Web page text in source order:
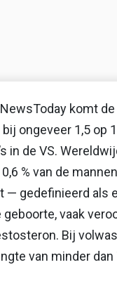
komt
ongeveer 1,5 op
in de VS.
% van de
— gedefinieerd als
geboorte, vaak
Bij
van minder dan